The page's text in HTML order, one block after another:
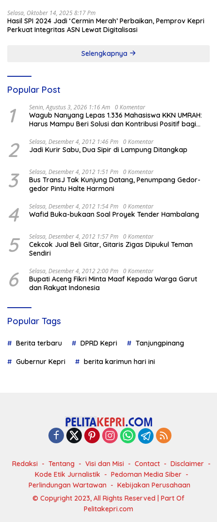
Selasa, Oktober 14, 2025 8:17 Pm
Hasil SPI 2024 Jadi ‘Cermin Merah’ Perbaikan, Pemprov Kepri
Perkuat Integritas ASN Lewat Digitalisasi
Selengkapnya
Popular Post
1 Senin, Agustus 3, 2026 1:16 Am 0 Komentar
Wagub Nanyang Lepas 1.336 Mahasiswa KKN UMRAH:
Harus Mampu Beri Solusi dan Kontribusi Positif bagi
2 Selasa, Desember 4, 2012 1:46 Pm 0 Komentar
Jadi Kurir Sabu, Dua Sipir di Lampung Ditangkap
3 Selasa, Desember 4, 2012 1:51 Pm 0 Komentar
Bus TransJ Tak Kunjung Datang, Penumpang Gedor-
gedor Pintu Halte Harmoni
4 Selasa, Desember 4, 2012 1:54 Pm 0 Komentar
Wafid Buka-bukaan Soal Proyek Tender Hambalang
5 Selasa, Desember 4, 2012 1:57 Pm 0 Komentar
Cekcok Jual Beli Gitar, Gitaris Zigas Dipukul Teman
Sendiri
6 Selasa, Desember 4, 2012 2:00 Pm 0 Komentar
Bupati Aceng Fikri Minta Maaf Kepada Warga Garut
dan Rakyat Indonesia
Popular Tags
Berita terbaru DPRD Kepri Tanjungpinang
Gubernur Kepri berita karimun hari ini
Redaksi Tentang Visi dan Misi Contact
Disclaimer
Kode Etik Jurnalistik
Pedoman Media Siber
Perlindungan Wartawan
Kebijakan Perusahaan
© Copyright 2023, All Rights Reserved | Part Of
Pelitakepri.com